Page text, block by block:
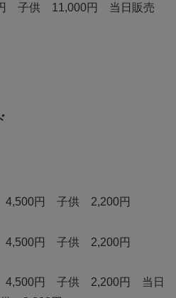
子供 11,000円 当日販売
円 子供 2,200円
円 子供 2,200円
円 子供 2,200円 当日